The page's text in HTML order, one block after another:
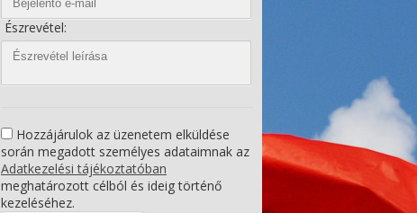
Észrevétel:
Hozzájárulok az üzenetem elküldése
során megadott személyes adataimnak az
Adatkezelési tájékoztatóban
meghatározott célból és ideig történő
kezeléséhez.